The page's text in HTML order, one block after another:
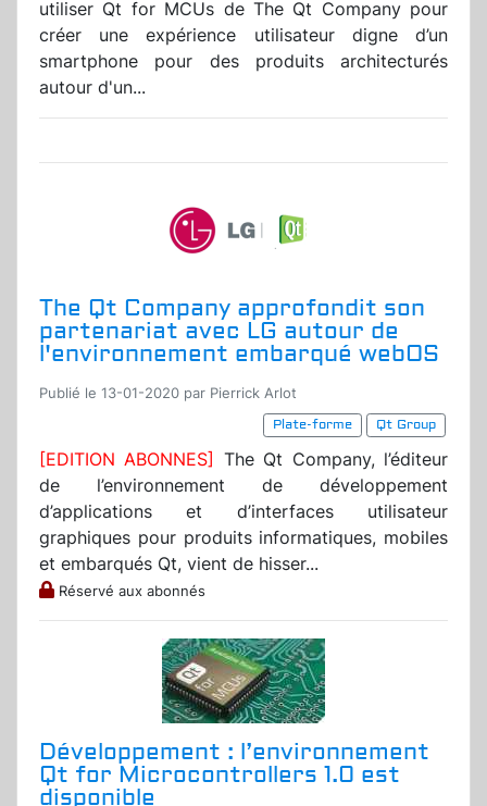
utiliser Qt for MCUs de The Qt Company pour
créer une expérience utilisateur digne d’un
smartphone pour des produits architecturés
autour d'un...
The Qt Company approfondit son
partenariat avec LG autour de
l'environnement embarqué webOS
Publié le 13-01-2020 par Pierrick Arlot
Plate-forme
Qt Group
[EDITION ABONNES] The Qt Company, l’éditeur
de l’environnement de développement
d’applications et d’interfaces utilisateur
graphiques pour produits informatiques, mobiles
et embarqués Qt, vient de hisser...
Réservé aux abonnés
Développement : l’environnement
Qt for Microcontrollers 1.0 est
disponible